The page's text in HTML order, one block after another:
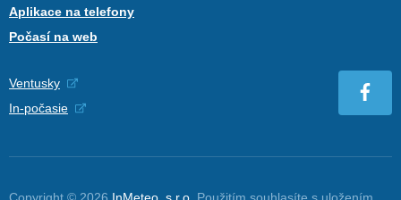
Aplikace na telefony
Počasí na web
Ventusky
In-počasie
Copyright © 2026 InMeteo, s.r.o. Použitím souhlasíte s uložením